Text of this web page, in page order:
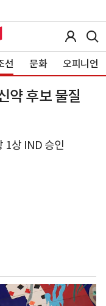
선 문화 오피니언
약 후보 물질
1상 IND 승인